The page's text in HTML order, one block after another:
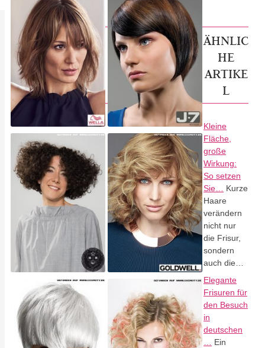
ÄHNLIC
HE
ARTIKE
L
Kleine
Fläche,
große
Wirkung:
So setzen
Sie…
Kurze
Haare
verändern
nicht nur
die Frisur,
sondern
auch die…
Elegante
Frisuren für
den Besuch
in
deutschen
Ein